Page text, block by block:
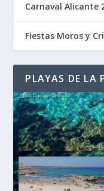
Carnaval Alicante
Fiestas Moros y
PLAYAS DE LA